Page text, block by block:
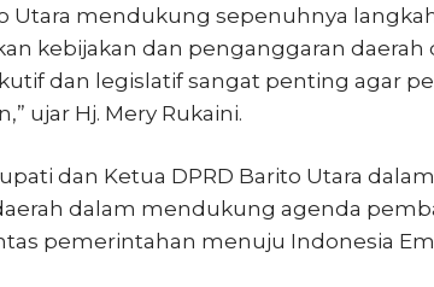
Utara mendukung sepenuhnya
kebijakan dan penganggaran
dan legislatif sangat penting agar
ujar Hj. Mery Rukaini.
dan Ketua DPRD Barito Utara
dalam mendukung agenda
pemerintahan menuju Indonesia